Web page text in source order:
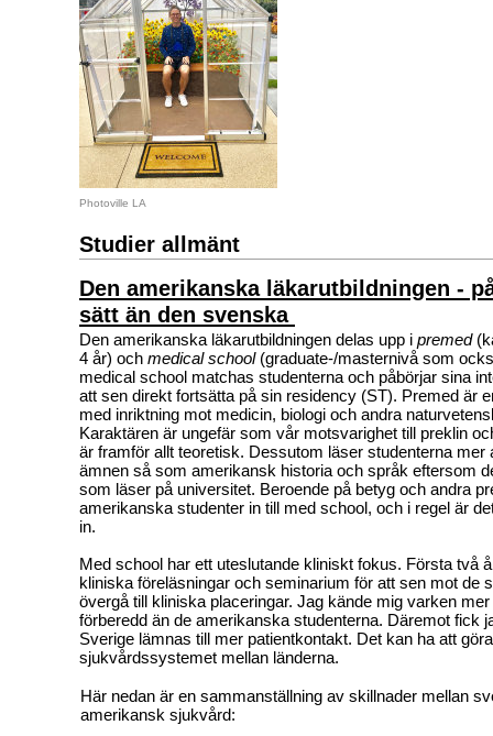
Photoville LA
Studier allmänt
Den amerikanska läkarutbildningen -
sätt än den svenska
Den amerikanska läkarutbildningen delas upp i premed
4 år) och medical school (graduate-/masternivå som
medical school matchas studenterna och påbörjar sina
att sen direkt fortsätta på sin residency (ST). Premed är
med inriktning mot medicin, biologi och andra
Karaktären är ungefär som vår motsvarighet till preklin
är framför allt teoretisk. Dessutom läser studenterna mer
ämnen så som amerikansk historia och språk eftersom
som läser på universitet. Beroende på betyg och andra
amerikanska studenter in till med school, och i regel är
in.
Med school har ett uteslutande kliniskt fokus. Första två
kliniska föreläsningar och seminarium för att sen mot de
övergå till kliniska placeringar. Jag kände mig varken
förberedd än de amerikanska studenterna. Däremot fick
Sverige lämnas till mer patientkontakt. Det kan ha att
sjukvårdssystemet mellan länderna.
Här nedan är en sammanställning av skillnader mellan
amerikansk sjukvård: